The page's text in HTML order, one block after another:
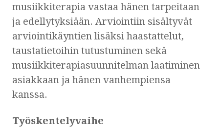
musiikkiterapia vastaa hänen tarpeitaan
ja edellytyksiään. Arviointiin sisältyvät
arviointikäyntien lisäksi haastattelut,
taustatietoihin tutustuminen sekä
musiikkiterapiasuunnitelman laatiminen
asiakkaan ja hänen vanhempiensa
kanssa.
Työskentelyvaihe